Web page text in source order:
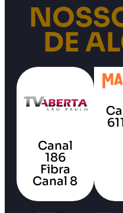
DE
Canal
186
Fibra
Canal 8 9